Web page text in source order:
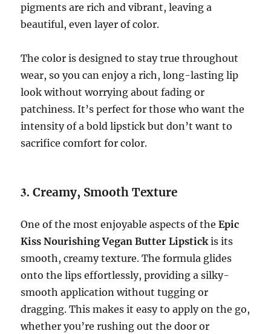
pigments are rich and vibrant, leaving a
beautiful, even layer of color.
The color is designed to stay true throughout
wear, so you can enjoy a rich, long-lasting lip
look without worrying about fading or
patchiness. It’s perfect for those who want the
intensity of a bold lipstick but don’t want to
sacrifice comfort for color.
3.Creamy, Smooth Texture
One of the most enjoyable aspects of theEpic
Kiss Nourishing Vegan Butter Lipstick is its
smooth, creamy texture. The formula glides
onto the lips effortlessly, providing a silky-
smooth application without tugging or
dragging. This makes it easy to apply on the go,
whether you’re rushing out the door or